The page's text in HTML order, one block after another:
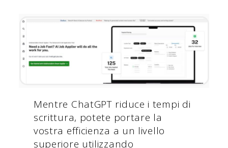
Mentre ChatGPT riduce i tempi di
scrittura, potete portare la
vostra efficienza a un livello
superiore utilizzando